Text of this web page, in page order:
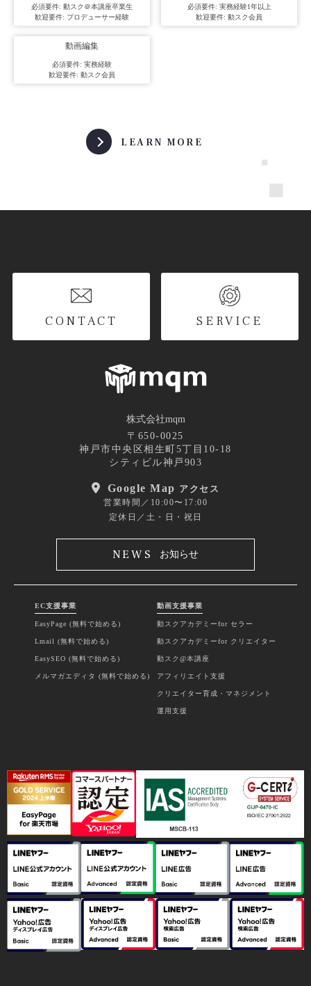
必須要件: 動スク＠本講座卒業生
歓迎要件: プロデューサー経験
必須要件: 実務経験1年以上
歓迎要件: 動スク会員
動画編集
必須要件: 実務経験
歓迎要件: 動スク会員
LEARN MORE
CONTACT SERVICE
株式会社mqm
〒650-0025
神戸市中央区相生町5丁目10-18
シティビル神戸903
Google Map アクセス
営業時間／10:00〜17:00
定休日／土・日・祝日
NEWS お知らせ
EC支援事業
EasyPage (無料で始める)
Lmail (無料で始める)
EasySEO (無料で始める)
メルマガエディタ (無料で始める)
動画支援事業
動スクアカデミーfor セラー
動スクアカデミーfor クリエイター
動スク@本講座
アフィリエイト支援
クリエイター育成・マネジメント
運用支援